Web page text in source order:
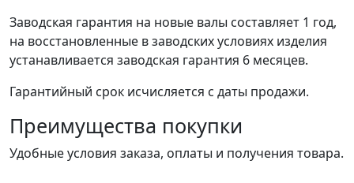
Заводская гарантия на новые валы составляет 1 год,
на восстановленные в заводских условиях изделия
устанавливается заводская гарантия 6 месяцев.
Гарантийный срок исчисляется с даты продажи.
Преимущества покупки
Удобные условия заказа, оплаты и получения товара.